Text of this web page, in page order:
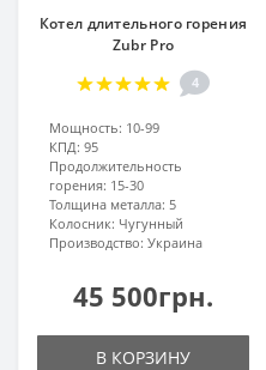
Котел длительного горения
Zubr Pro
4
Мощность: 10-99
КПД: 95
Продолжительность
горения: 15-30
Толщина металла: 5
Колосник: Чугунный
Производство: Украина
45 500грн.
В КОРЗИНУ